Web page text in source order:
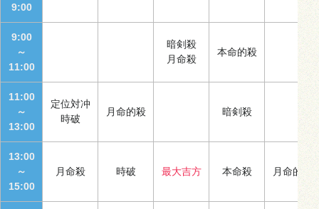
9:00
9:00
～
11:00
暗剣殺
月命殺
本命的殺
11:00
～
13:00
定位対冲
時破
月命的殺 暗剣殺
13:00
～
15:00
月命殺 時破 最大吉方 本命殺 月命的殺